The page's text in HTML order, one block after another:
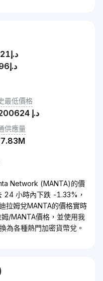
د.إ
د.إ
最低價格
د.إ
供應量
Network (MANTA)的價
小時內下跌 -1.33%，
拉姆兌MANTA的價格實時
/MANTA價格，並使用我
為各種熱門加密貨幣兌。